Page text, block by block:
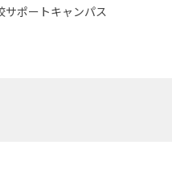
サポートキャンパス